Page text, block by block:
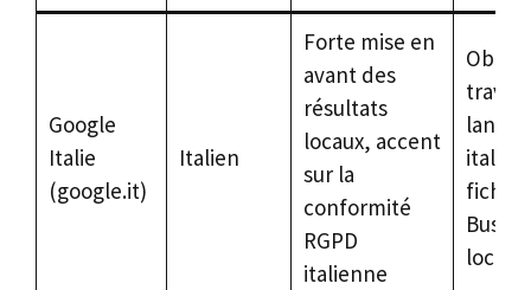
Google
Italie
(google.it)
Italien
Forte mise en
avant des
résultats
locaux, accent
sur la
conformité
RGPD
italienne
langue
fiche
locale